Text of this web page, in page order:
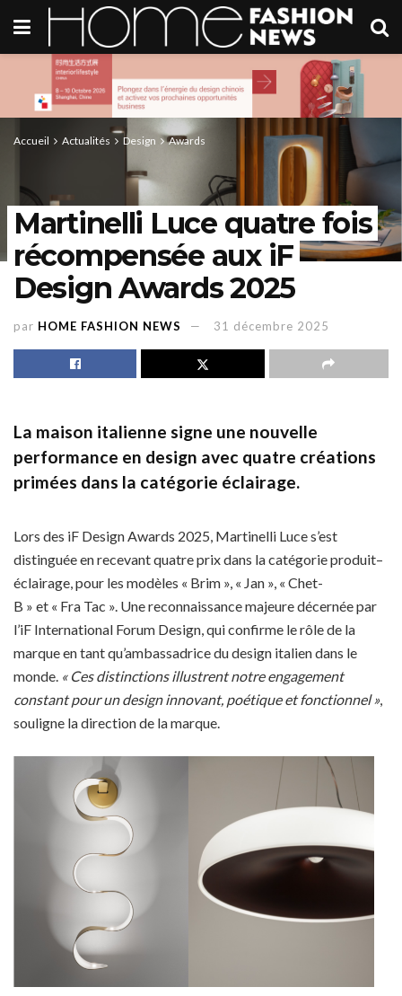
Accueil Actualités Design Awards
Martinelli Luce quatre fois
récompensée aux iF
Design Awards 2025
par HOME FASHION NEWS 31 décembre 2025
La maison italienne signe une nouvelle
performance en design avec quatre créations
primées dans la catégorie éclairage.
Lors des iF Design Awards 2025, Martinelli Luce s’est
distinguée en recevant quatre prix dans la catégorie produit–
éclairage, pour les modèles « Brim », « Jan », « Chet-
B » et « Fra Tac ». Une reconnaissance majeure décernée par
l’iF International Forum Design, qui confirme le rôle de la
marque en tant qu’ambassadrice du design italien dans le
monde. « Ces distinctions illustrent notre engagement
constant pour un design innovant, poétique et fonctionnel »,
souligne la direction de la marque.